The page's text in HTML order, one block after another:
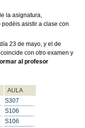
la asignatura,
asistir a clase con
23 de mayo, y el de
con otro examen y
al profesor
AULA
S307
S106
S106